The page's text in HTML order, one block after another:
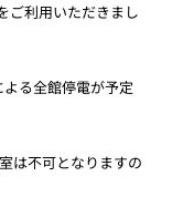
ご利用いただきまし
る全館停電が予定
は不可となりますの